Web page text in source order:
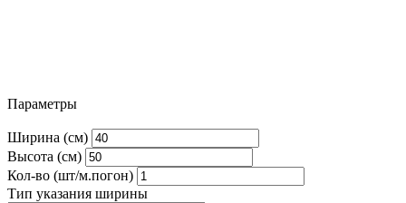
Параметры
Ширина (см)
Высота (см)
Кол-во (шт/м.погон)
Тип указания ширины